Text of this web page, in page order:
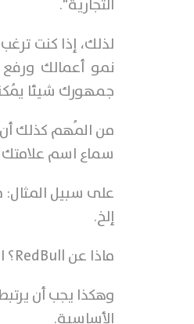
التجارية".
لذلك، إذا كنت
نمو أعمالك
جمهورك شيئا
من المُهم كذلك
سماع اسم علامتك
على سبيل
إلخ.
ماذا عن RedBull؟
وهكذا يجب أن
الأساسية.